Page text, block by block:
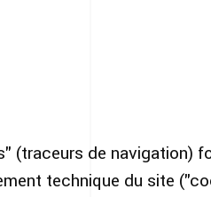
(traceurs de navigation)
technique du site